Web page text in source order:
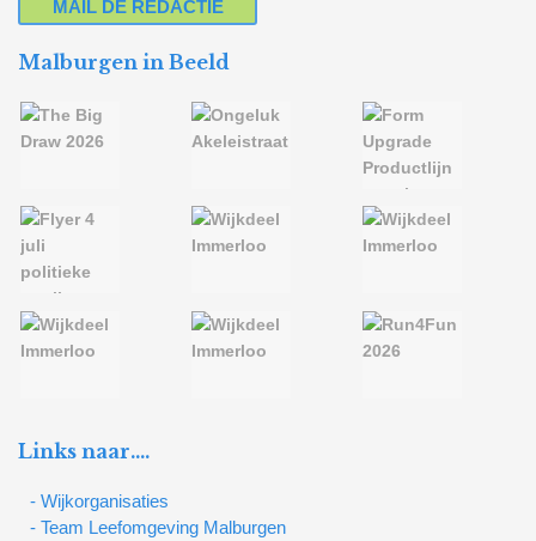
MAIL DE REDACTIE
Malburgen in Beeld
Links naar….
- Wijkorganisaties
- Team Leefomgeving Malburgen